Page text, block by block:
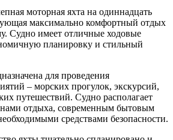
моторная яхта на одиннадцать
максимально комфортный отдых
Судно имеет отличные ходовые
планировку и стильный
для проведения
– морских прогулок, экскурсий,
путешествий. Судно располагает
отдыха, современным бытовым
средствами безопасности.